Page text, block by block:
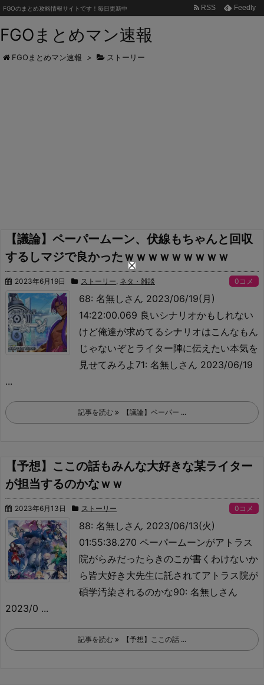
FGOまとめマン速報
FGOのまとめ攻略情報サイトです！毎日更新中 RSS Feedly
FGOまとめマン速報 > ストーリー
【議論】ペーパームーン、伏線もちゃんと回収
するしマジで良かったｗｗｗｗｗｗｗｗｗ
2023年6月19日 ストーリー, ネタ・雑談 0コメ
68: 名無しさん 2023/06/19(月)
14:22:00.069 良いシナリオかもしれない
けど俺達が求めてるシナリオはこんなもん
じゃないぞとライター陣に伝えたい本気を
見せてみろよ71: 名無しさん 2023/06/19
...
記事を読む 【議論】ペーパー ...
【予想】ここの話もみんな大好きな某ライター
が担当するのかなｗｗ
2023年6月13日 ストーリー 0コメ
88: 名無しさん 2023/06/13(火)
01:55:38.270 ペーパームーンがアトラス
院がらみだったらきのこが書くわけないか
ら皆大好き大先生に託されてアトラス院が
碩学汚染されるのかな90: 名無しさん
2023/0 ...
記事を読む 【予想】ここの話 ...